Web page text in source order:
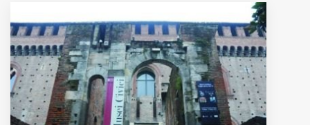
Inviateci le vostre segnalazioni
Iscriviti alla newsletter
www.viveremilano.info